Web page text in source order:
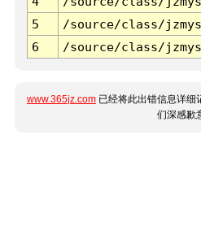
5
/source/class/
6
/source/class/
www.365jz.com 已经将此出错信息详细
们深感歉